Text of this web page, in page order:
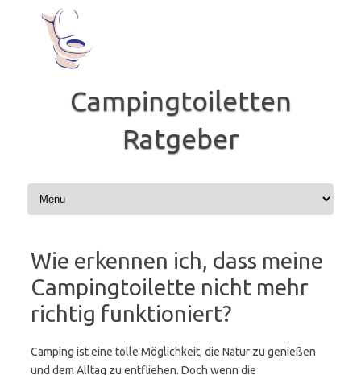
Inhalt
springen
Campingtoiletten
Ratgeber
Wie erkennen ich, dass meine
Campingtoilette nicht mehr
richtig funktioniert?
Camping ist eine tolle Möglichkeit, die Natur zu genießen
und dem Alltag zu entfliehen. Doch wenn die